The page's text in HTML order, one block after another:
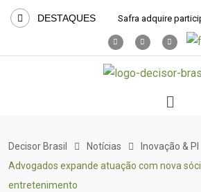
DESTAQUES Safra adquire
Decisor Brasil Notícias Inovação & PI
Advogados expande atuação com nova
entretenimento